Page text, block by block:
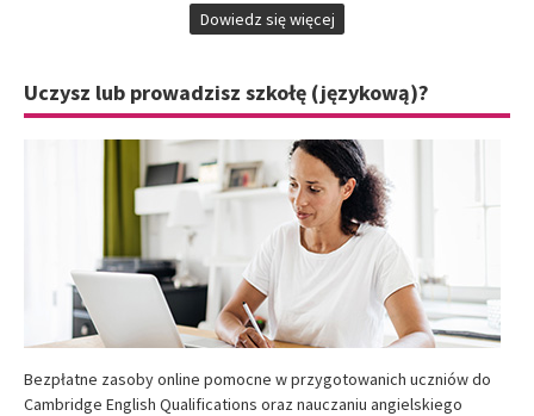
Dowiedz się więcej
Uczysz lub prowadzisz szkołę (językową)?
Bezpłatne zasoby online pomocne w przygotowanich uczniów do
Cambridge English Qualifications oraz nauczaniu angielskiego